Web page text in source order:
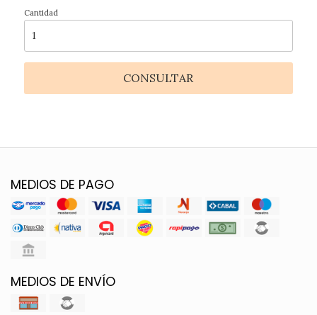
Cantidad
CONSULTAR
MEDIOS DE PAGO
MEDIOS DE ENVÍO